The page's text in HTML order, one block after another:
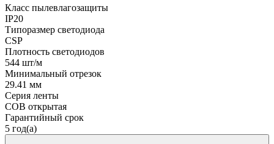
Класс пылевлагозащиты
IP20
Типоразмер светодиода
CSP
Плотность светодиодов
544 шт/м
Минимальный отрезок
29.41 мм
Серия ленты
COB открытая
Гарантийный срок
5 год(а)